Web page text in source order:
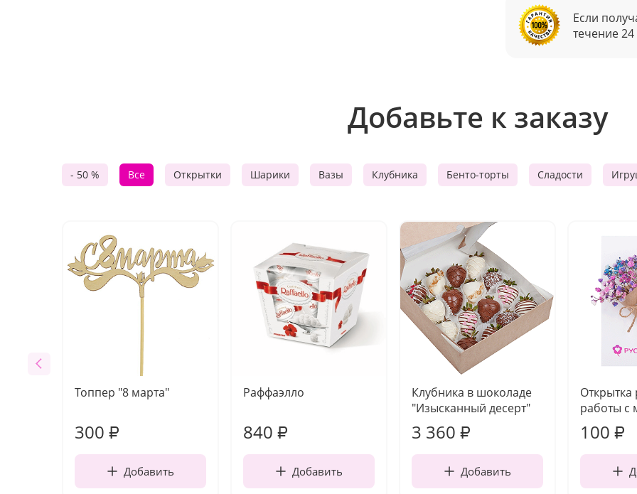
Если
течение
Добавьте к заказу
- 50 % Все Открытки Шарики Вазы Клубника Бенто-торты Сладости
Топпер "8 марта"
300 ₽
Добавить
Раффаэлло
840 ₽
Добавить
Клубника в шоколаде
"Изысканный десерт"
3 360 ₽
Добавить
Открытка
работы с
100 ₽